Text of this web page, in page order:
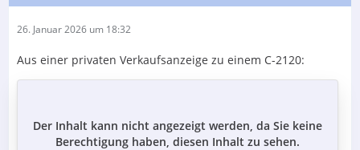
26. Januar 2026 um 18:32
Aus einer privaten Verkaufsanzeige zu einem C-2120:
Der Inhalt kann nicht angezeigt werden, da Sie keine
Berechtigung haben, diesen Inhalt zu sehen.